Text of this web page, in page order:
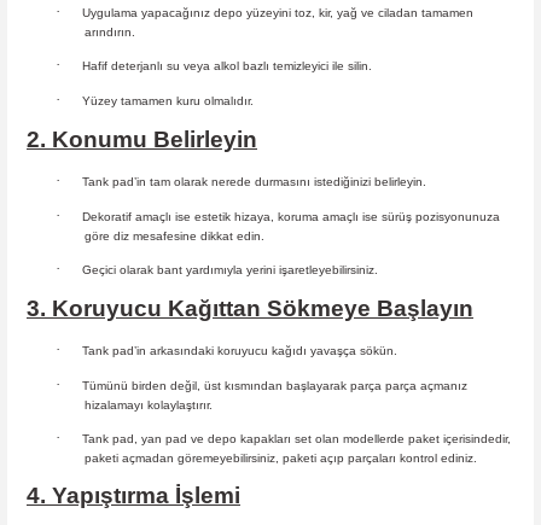
·
Uygulama yapacağınız depo yüzeyini toz, kir, yağ ve ciladan tamamen
arındırın.
· Hafif deterjanlı su veya alkol bazlı temizleyici ile silin.
· Yüzey tamamen kuru olmalıdır.
2. Konumu Belirleyin
· Tank pad’in tam olarak nerede durmasını istediğinizi belirleyin.
· Dekoratif amaçlı ise estetik hizaya, koruma amaçlı ise sürüş pozisyonunuza
göre diz mesafesine dikkat edin.
· Geçici olarak bant yardımıyla yerini işaretleyebilirsiniz.
3. Koruyucu Kağıttan Sökmeye Başlayın
· Tank pad’in arkasındaki koruyucu kağıdı yavaşça sökün.
·
Tümünü birden değil, üst kısmından başlayarak parça parça açmanız
hizalamayı kolaylaştırır.
·
Tank pad, yan pad ve depo kapakları set olan modellerde paket içerisindedir,
paketi açmadan göremeyebilirsiniz, paketi açıp parçaları kontrol ediniz.
4. Yapıştırma İşlemi